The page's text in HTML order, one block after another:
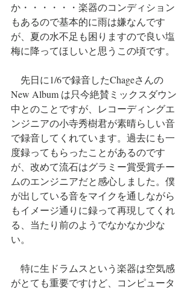
か・・・・・・楽器のコンディション
もあるので基本的に雨は嫌なんです
が、夏の水不足も困りますので良い塩
梅に降ってほしいと思うこの頃です。
先日に1/6で録音したChageさんの
New Album は只今絶賛ミックスダウン
中とのことですが、レコーディングエ
ンジニアの小寺秀樹君が素晴らしい音
で録音してくれています。過去にも一
度録ってもらったことがあるのです
が、改めて流石はグラミー賞受賞チー
ムのエンジニアだと感心しました。僕
が出している音をマイクを通しながら
もイメージ通りに録って再現してくれ
る、当たり前のようでなかなか少な
い。
特に生ドラムスという楽器は空気感
がとても重要ですけど、コンピュータ